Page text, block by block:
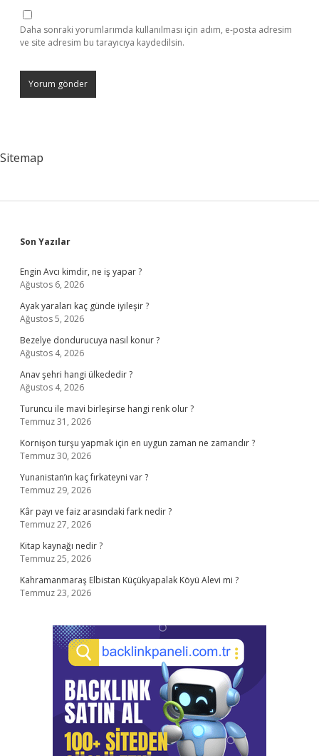
Daha sonraki yorumlarımda kullanılması için adım, e-posta adresim
ve site adresim bu tarayıcıya kaydedilsin.
Sitemap
Sidebar
Son Yazılar
Engin Avcı kimdir, ne iş yapar ?
Ağustos 6, 2026
Ayak yaraları kaç günde iyileşir ?
Ağustos 5, 2026
Bezelye dondurucuya nasıl konur ?
Ağustos 4, 2026
Anav şehri hangi ülkededir ?
Ağustos 4, 2026
Turuncu ile mavi birleşirse hangi renk olur ?
Temmuz 31, 2026
Kornişon turşu yapmak için en uygun zaman ne zamandır ?
Temmuz 30, 2026
Yunanistan’ın kaç fırkateyni var ?
Temmuz 29, 2026
Kâr payı ve faiz arasındaki fark nedir ?
Temmuz 27, 2026
Kitap kaynağı nedir ?
Temmuz 25, 2026
Kahramanmaraş Elbistan Küçükyapalak Köyü Alevi mi ?
Temmuz 23, 2026